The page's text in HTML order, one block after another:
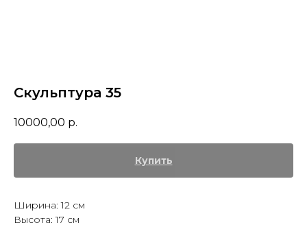
Скульптура 35
10000,00 р.
Купить
Ширина: 12 см
Высота: 17 см